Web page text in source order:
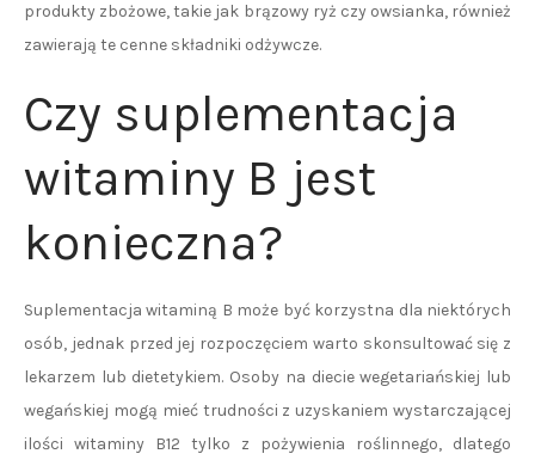
produkty zbożowe, takie jak brązowy ryż czy owsianka, również
zawierają te cenne składniki odżywcze.
Czy suplementacja
witaminy B jest
konieczna?
Suplementacja witaminą B może być korzystna dla niektórych
osób, jednak przed jej rozpoczęciem warto skonsultować się z
lekarzem lub dietetykiem. Osoby na diecie wegetariańskiej lub
wegańskiej mogą mieć trudności z uzyskaniem wystarczającej
ilości witaminy B12 tylko z pożywienia roślinnego, dlatego